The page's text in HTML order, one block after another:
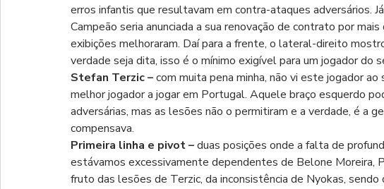
erros infantis que resultavam em contra-ataques adversários.
Campeão seria anunciada a sua renovação de contrato por
exibições melhoraram. Daí para a frente, o lateral-direito
verdade seja dita, isso é o mínimo exigível para um jogador do
Stefan Terzic – com muita pena minha, não vi este jogador
melhor jogador a jogar em Portugal. Aquele braço esquerdo
adversárias, mas as lesões não o permitiram e a verdade, é a
compensava.
Primeira linha e pivot – duas posições onde a falta de
estávamos excessivamente dependentes de Belone Moreira,
fruto das lesões de Terzic, da inconsistência de Nyokas,